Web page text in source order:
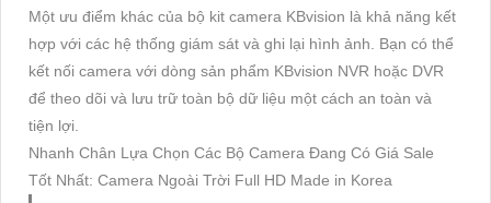
Một ưu điểm khác của bộ kit camera KBvision là khả năng kết
hợp với các hệ thống giám sát và ghi lại hình ảnh. Bạn có thể
kết nối camera với dòng sản phẩm KBvision NVR hoặc DVR
để theo dõi và lưu trữ toàn bộ dữ liệu một cách an toàn và
tiện lợi.
Nhanh Chân Lựa Chọn Các Bộ Camera Đang Có Giá Sale
Tốt Nhất: Camera Ngoài Trời Full HD Made in Korea